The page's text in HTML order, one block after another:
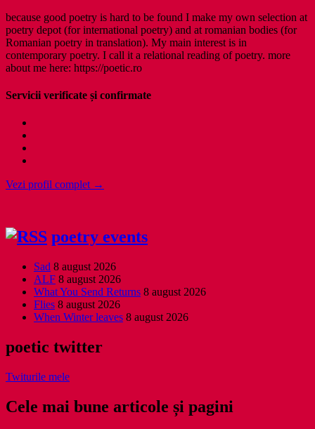
because good poetry is hard to be found I make my own selection at
poetry depot (for international poetry) and at romanian bodies (for
Romanian poetry in translation). My main interest is in
contemporary poetry. I call it a relational reading of poetry. more
about me here: https://poetic.ro
Servicii verificate și confirmate
Vezi profil complet →
poetry events
Sad 8 august 2026
ALF 8 august 2026
What You Send Returns 8 august 2026
Flies 8 august 2026
When Winter leaves 8 august 2026
poetic twitter
Twiturile mele
Cele mai bune articole și pagini